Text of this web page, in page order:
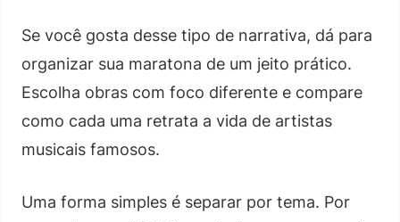
Se você gosta desse tipo de narrativa, dá para
organizar sua maratona de um jeito prático.
Escolha obras com foco diferente e compare
como cada uma retrata a vida de artistas
musicais famosos.
Uma forma simples é separar por tema. Por